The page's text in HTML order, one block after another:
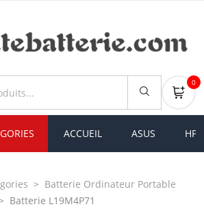
0
ACCUEIL ASUS HP
Batterie Ordinateur Portable
Batterie L19M4P71